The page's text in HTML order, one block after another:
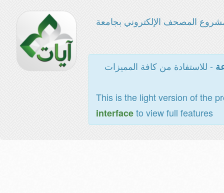
المصحف الإلكتروني بجامعة
- للاستفادة من كافة المميزات
This is the light version of the
interfaceto view full features